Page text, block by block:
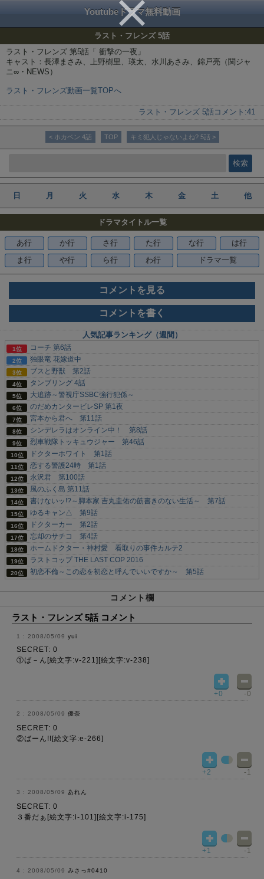
Youtubeドラマ無料動画
ラスト・フレンズ 5話
ラスト・フレンズ 第5話「 衝撃の一夜」
キャスト：長澤まさみ、上野樹里、瑛太、水川あさみ、錦戸亮（関ジャ
ニ∞・NEWS）
ラスト・フレンズ動画一覧TOPへ
ラスト・フレンズ 5話 コメント:41
< ホカベン 4話 TOP キミ犯人じゃないよね? 5話 >
日 月 火 水 木 金 土 他
ドラマタイトル一覧
あ行 か行 さ行 た行 な行
は行
ま行
や行 ら行 わ行 ドラマ一覧
コメントを見る
コメントを書く
人気記事ランキング（週間）
コーチ 第6話
独眼竜 花嫁道中
ブスと野獣 第2話
タンブリング 4話
大追跡～警視庁SSBC強行犯係～
のだめカンタービレSP 第1夜
宮本から君へ 第11話
シンデレラはオンライン中！ 第8話
烈車戦隊トッキュウジャー 第46話
ドクターホワイト 第1話
恋する警護24時 第1話
永沢君 第100話
風のふく島 第11話
書けないッ!?～脚本家 吉丸圭佑の筋書きのない生活～ 第7話
ゆるキャン△ 第9話
ドクターカー 第2話
忘却のサチコ 第4話
ホームドクター・神村愛 看取りの事件カルテ2
ラストコップ THE LAST COP 2016
初恋不倫～この恋を初恋と呼んでいいですか～ 第5話
コメント欄
ラスト・フレンズ 5話 コメント
2008/05/09 yui
SECRET: 0
①ば－ん[絵文字:v-221][絵文字:v-238]
+0 -0
2008/05/09 優奈
SECRET: 0
②ばーん!![絵文字:e-266]
+2 -1
2008/05/09 あれん
SECRET: 0
３番だぁ[絵文字:i-101][絵文字:i-175]
+1 -1
2008/05/09 みさっ#0410